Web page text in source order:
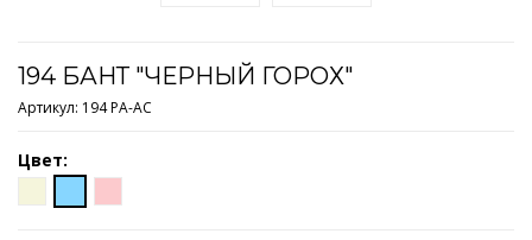
194 БАНТ "ЧЕРНЫЙ ГОРОХ"
Артикул: 194 PA-AC
Цвет: